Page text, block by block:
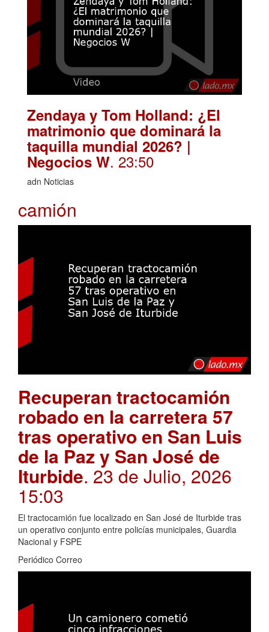
Zendaya y Tom Holland: ¿El
matrimonio que dominará la
taquilla mundial 2026? |
Negocios W. 23:50
adn Noticias
camión
Recuperan tractocamión
robado en la carretera 57
tras operativo en San Luis
de la Paz y San José de
Iturbide. 23 de Julio, 2026
15:03
El tractocamión fue localizado en San José de Iturbide tras
un operativo conjunto entre policías municipales, Guardia
Nacional y FSPE
Periódico Correo